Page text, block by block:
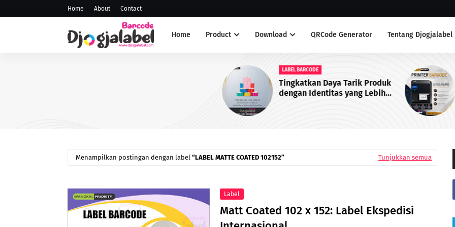
Home About Contact
Home Product Download QRCode Generator Tentang Djogjalabel
Tingkatkan Daya Tarik Produk
dengan Identitas yang Lebih
PRINTER BARCODE
SATO CL4NX Pro Industrial Printer
Menampilkan postingan dengan label LABEL MATTE COATED 102152 Tunjukkan semua
Label
Matt Coated 102 x 152: Label Ekspedisi